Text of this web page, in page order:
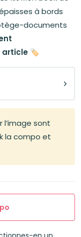
à bords
documents
article 🏷️
l’image sont
la compo et